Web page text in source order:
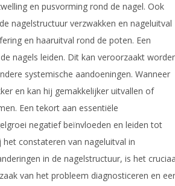
en pusvorming rond de nagel. Ook
nagelstructuur verzwakken en nageluitval
en haaruitval rond de poten. Een
nagels leiden. Dit kan veroorzaakt
systemische aandoeningen. Wanneer
en kan hij gemakkelijker uitvallen of
Een tekort aan essentiële
negatief beïnvloeden en leiden tot
constateren van nageluitval in
in de nagelstructuur, is het
van het probleem diagnosticeren en